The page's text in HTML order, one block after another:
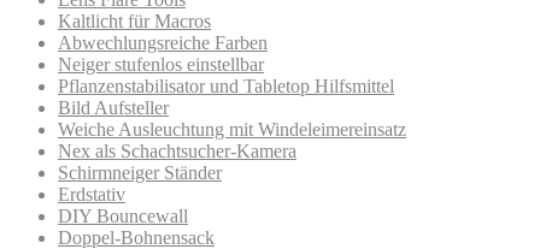
Kaltlicht für Macros
Abwechlungsreiche Farben
Neiger stufenlos einstellbar
Pflanzenstabilisator und Tabletop Hilfsmittel
Bild Aufsteller
Weiche Ausleuchtung mit Windeleimereinsatz
Nex als Schachtsucher-Kamera
Schirmneiger Ständer
Erdstativ
DIY Bouncewall
Doppel-Bohnensack